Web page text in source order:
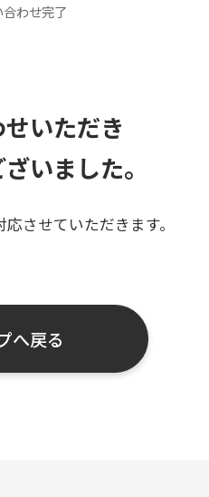
合わせ完了
いただき
いました。
させていただきます。
へ戻る